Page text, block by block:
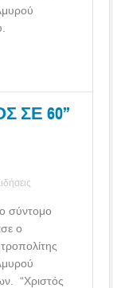
60’’
σύντομο
ο
“Χριστός